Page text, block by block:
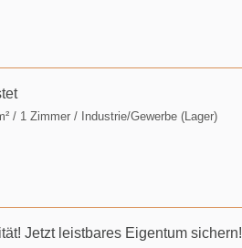
/ 1 Zimmer / Industrie/Gewerbe (Lager)
Jetzt leistbares Eigentum sichern!